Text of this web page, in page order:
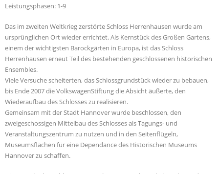
Leistungsphasen: 1-9
Das im zweiten Weltkrieg zerstörte Schloss Herrenhausen wurde am
ursprünglichen Ort wieder errichtet. Als Kernstück des Großen Gartens,
einem der wichtigsten Barockgärten in Europa, ist das Schloss
Herrenhausen erneut Teil des bestehenden geschlossenen historischen
Ensembles.
Viele Versuche scheiterten, das Schlossgrundstück wieder zu bebauen,
bis Ende 2007 die VolkswagenStiftung die Absicht äußerte, den
Wiederaufbau des Schlosses zu realisieren.
Gemeinsam mit der Stadt Hannover wurde beschlossen, den
zweigeschossigen Mittelbau des Schlosses als Tagungs- und
Veranstaltungszentrum zu nutzen und in den Seitenflügeln,
Museumsflächen für eine Dependance des Historischen Museums
Hannover zu schaffen.